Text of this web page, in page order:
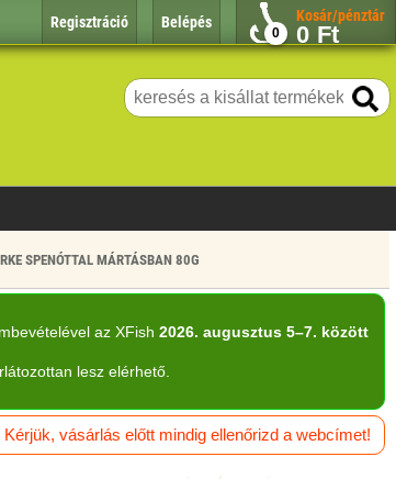
0
Kosár/pénztár
0 Ft
Belépés
Regisztráció
SPENÓTTAL MÁRTÁSBAN 80G
az XFish 2026. augusztus 5–7. között
lesz elérhető.
vásárlás előtt mindig ellenőrizd a webcímet!